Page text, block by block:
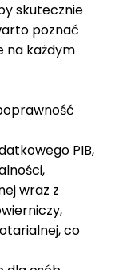
skutecznie
poznać
na każdym
PIB,
wraz z
co